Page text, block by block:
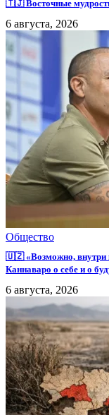
🇹🇯 Восточные
6 августа, 2026
Общество
🇺🇿 «Возможно, внутри
Каннаваро о себе и о
6 августа, 2026